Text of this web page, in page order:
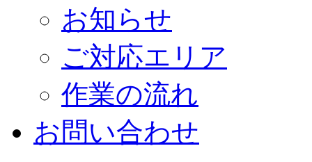
お知らせ
ご対応エリア
作業の流れ
お問い合わせ